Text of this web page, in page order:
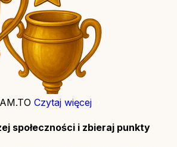
Czytaj więcej
społeczności i zbieraj punkty